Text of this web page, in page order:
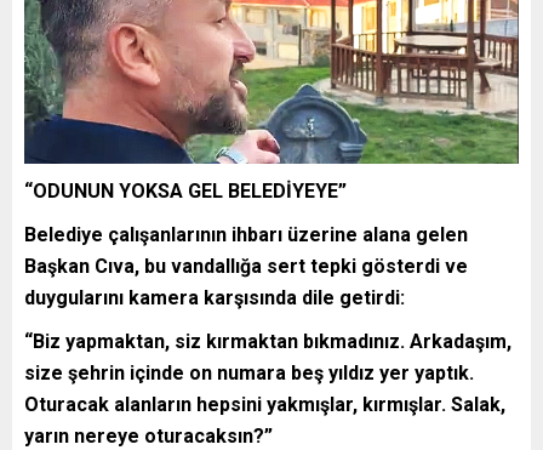
“ODUNUN YOKSA GEL BELEDİYEYE”
Belediye çalışanlarının ihbarı üzerine alana gelen
Başkan Cıva, bu vandallığa sert tepki gösterdi ve
duygularını kamera karşısında dile getirdi:
“Biz yapmaktan, siz kırmaktan bıkmadınız. Arkadaşım,
size şehrin içinde on numara beş yıldız yer yaptık.
Oturacak alanların hepsini yakmışlar, kırmışlar. Salak,
yarın nereye oturacaksın?”